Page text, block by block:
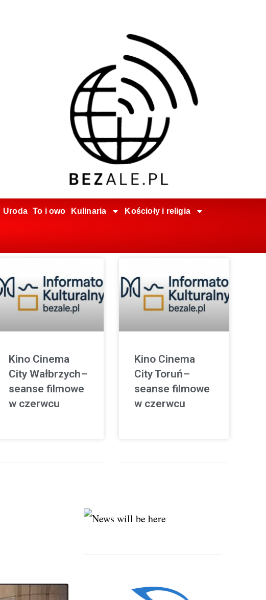
Uroda To i owo Kulinaria Kościoły i religia
Kino Cinema
City Wałbrzych–
seanse filmowe
w czerwcu
Kino Cinema
City Toruń–
seanse filmowe
w czerwcu